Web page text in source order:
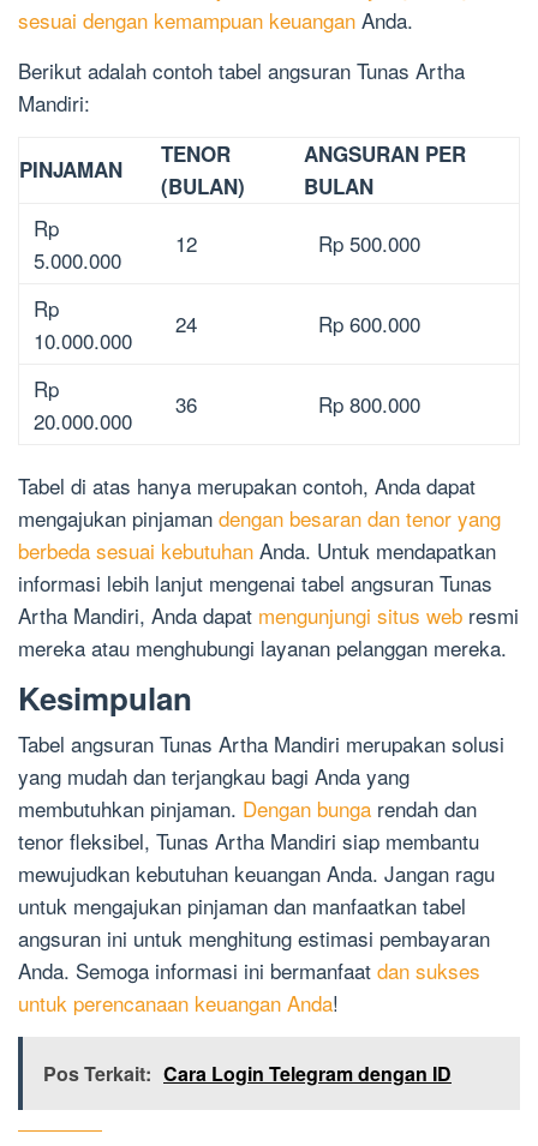
sesuai dengan kemampuan keuangan Anda.
Berikut adalah contoh tabel angsuran Tunas Artha
Mandiri:
PINJAMAN
TENOR
(BULAN)
ANGSURAN PER
BULAN
Rp
5.000.000
12 Rp 500.000
Rp
10.000.000
24 Rp 600.000
Rp
20.000.000
36 Rp 800.000
Tabel di atas hanya merupakan contoh, Anda dapat
mengajukan pinjaman dengan besaran dan tenor yang
berbeda sesuai kebutuhan Anda. Untuk mendapatkan
informasi lebih lanjut mengenai tabel angsuran Tunas
Artha Mandiri, Anda dapat mengunjungi situs web resmi
mereka atau menghubungi layanan pelanggan mereka.
Kesimpulan
Tabel angsuran Tunas Artha Mandiri merupakan solusi
yang mudah dan terjangkau bagi Anda yang
membutuhkan pinjaman. Dengan bunga rendah dan
tenor fleksibel, Tunas Artha Mandiri siap membantu
mewujudkan kebutuhan keuangan Anda. Jangan ragu
untuk mengajukan pinjaman dan manfaatkan tabel
angsuran ini untuk menghitung estimasi pembayaran
Anda. Semoga informasi ini bermanfaat dan sukses
untuk perencanaan keuangan Anda!
Pos Terkait: Cara Login Telegram dengan ID